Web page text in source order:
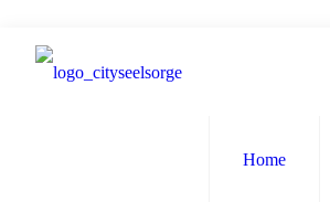
Home